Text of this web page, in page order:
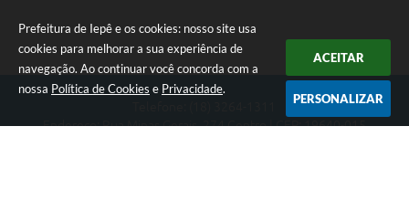
Prefeitura de Iepê e os cookies: nosso site usa
cookies para melhorar a sua experiência de
navegação. Ao continuar você concorda com a
nossa Política de Cookies e Privacidade.
ACEITAR
PERSONALIZAR
Endereço: Rua Minas Gerais, 274 Centro | CEP: 19640-015